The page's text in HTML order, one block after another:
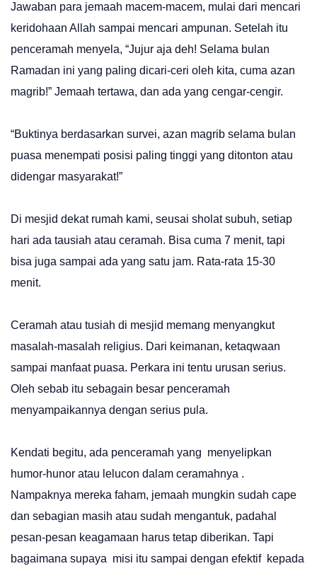
Jawaban para jemaah macem-macem, mulai dari mencari
keridohaan Allah sampai mencari ampunan. Setelah itu
penceramah menyela, “Jujur aja deh! Selama bulan
Ramadan ini yang paling dicari-ceri oleh kita, cuma azan
magrib!” Jemaah tertawa, dan ada yang cengar-cengir.
“Buktinya berdasarkan survei, azan magrib selama bulan
puasa menempati posisi paling tinggi yang ditonton atau
didengar masyarakat!”
Di mesjid dekat rumah kami, seusai sholat subuh, setiap
hari ada tausiah atau ceramah. Bisa cuma 7 menit, tapi
bisa juga sampai ada yang satu jam. Rata-rata 15-30
menit.
Ceramah atau tusiah di mesjid memang menyangkut
masalah-masalah religius. Dari keimanan, ketaqwaan
sampai manfaat puasa. Perkara ini tentu urusan serius.
Oleh sebab itu sebagain besar penceramah
menyampaikannya dengan serius pula.
Kendati begitu, ada penceramah yang menyelipkan
humor-hunor atau lelucon dalam ceramahnya .
Nampaknya mereka faham, jemaah mungkin sudah cape
dan sebagian masih atau sudah mengantuk, padahal
pesan-pesan keagamaan harus tetap diberikan. Tapi
bagaimana supaya misi itu sampai dengan efektif kepada